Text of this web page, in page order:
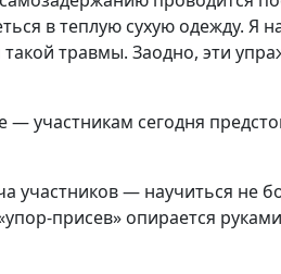
в теплую сухую одежду.
травмы. Заодно, эти
участникам сегодня
участников — научиться не
присев» опирается